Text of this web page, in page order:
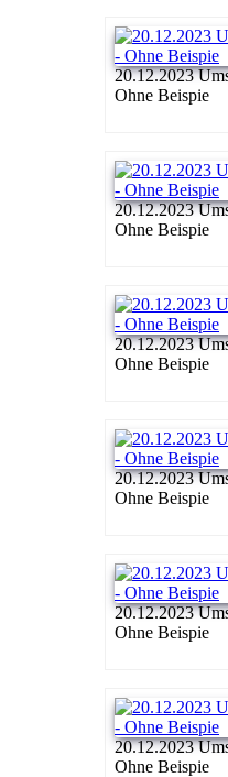
20.12.2023
Ohne Beispie
20.12.2023
Ohne Beispie
20.12.2023
Ohne Beispie
20.12.2023
Ohne Beispie
20.12.2023
Ohne Beispie
20.12.2023
Ohne Beispie